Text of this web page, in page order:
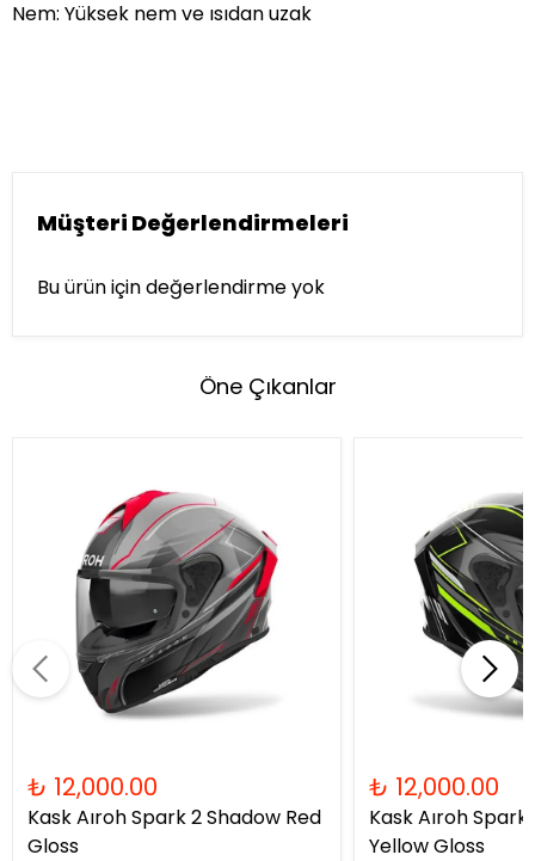
Nem: Yüksek nem ve ısıdan uzak
Müşteri Değerlendirmeleri
Bu ürün için değerlendirme yok
Öne Çıkanlar
₺ 12,000.00
Kask Aıroh Spark 2 Shadow Red
Gloss
₺ 12,000.00
Kask Aıroh
Yellow Gloss